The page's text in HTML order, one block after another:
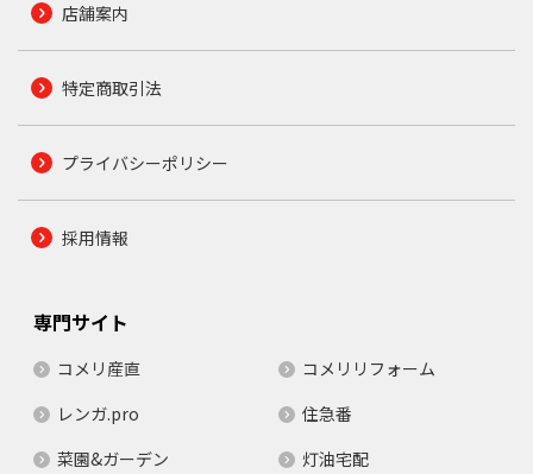
店舗案内
特定商取引法
プライバシーポリシー
採用情報
専門サイト
コメリ産直
コメリリフォーム
レンガ.pro
住急番
菜園&ガーデン
灯油宅配